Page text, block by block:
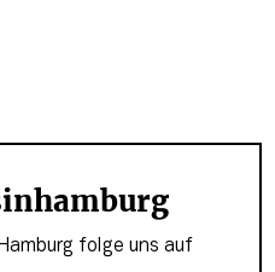
folge uns auf